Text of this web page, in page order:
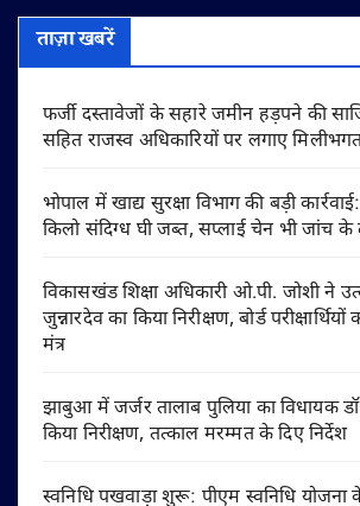
ताज़ा खबरें
फर्जी दस्तावेजों के सहारे जमीन हड़पने की
सहित राजस्व अधिकारियों पर लगाए
भोपाल में खाद्य सुरक्षा विभाग की बड़ी
किलो संदिग्ध घी जब्त, सप्लाई चेन भी जांच के
विकासखंड शिक्षा अधिकारी ओ.पी. जोशी ने
जुन्नारदेव का किया निरीक्षण, बोर्ड
मंत्र
झाबुआ में जर्जर तालाब पुलिया का विधायक डॉ.
किया निरीक्षण, तत्काल मरम्मत के दिए निर्देश
स्वनिधि पखवाड़ा शुरू: पीएम स्वनिधि